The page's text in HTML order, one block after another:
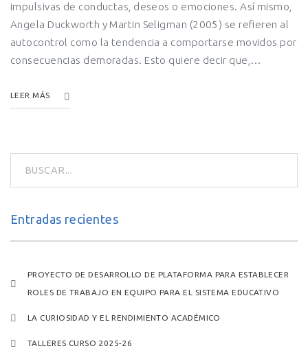
impulsivas de conductas, deseos o emociones. Así mismo,
Angela Duckworth y Martin Seligman (2005) se refieren al
autocontrol como la tendencia a comportarse movidos por
consecuencias demoradas. Esto quiere decir que,…
LEER MÁS
Entradas recientes
PROYECTO DE DESARROLLO DE PLATAFORMA PARA ESTABLECER
ROLES DE TRABAJO EN EQUIPO PARA EL SISTEMA EDUCATIVO
LA CURIOSIDAD Y EL RENDIMIENTO ACADÉMICO
TALLERES CURSO 2025-26